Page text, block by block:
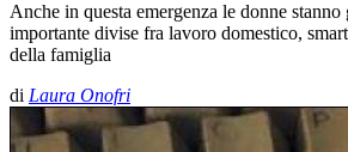
Anche in questa emergenza le donne
importante divise fra lavoro domestico,
della famiglia
di Laura Onofri